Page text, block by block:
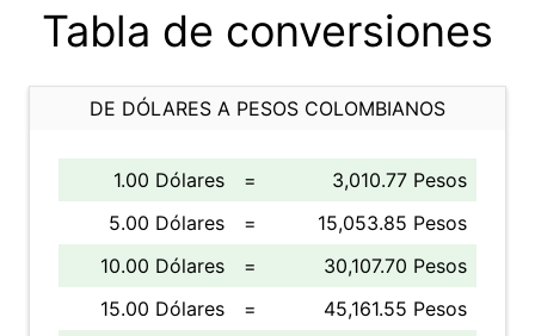
Tabla de conversiones
DE DÓLARES A PESOS COLOMBIANOS
1.00 Dólares =
3,010.77 Pesos
5.00 Dólares
=
15,053.85 Pesos
10.00 Dólares
=
30,107.70 Pesos
15.00 Dólares
=
45,161.55 Pesos